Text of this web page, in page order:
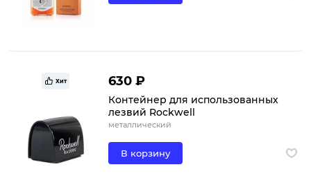
Хит 630 ₽
Контейнер для использованных
лезвий Rockwell
металлический
В корзину